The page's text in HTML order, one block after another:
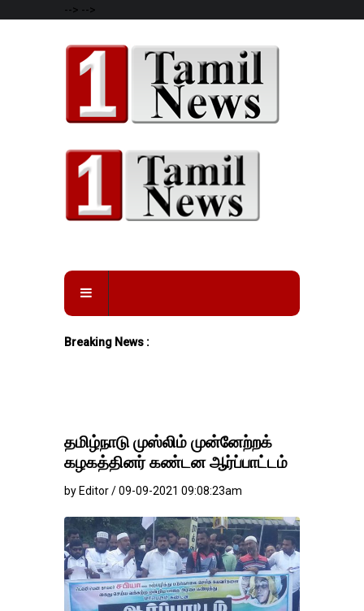
--> -->
Breaking News :
தமிழ்நாடு முஸ்லிம் முன்னேற்றக்
கழகத்தினர் கண்டன ஆர்ப்பாட்டம்
by Editor / 09-09-2021 09:08:23am